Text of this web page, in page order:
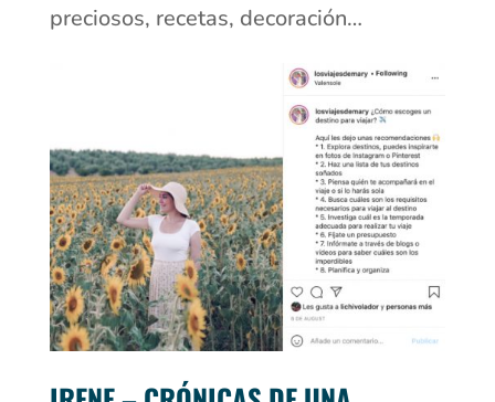
preciosos, recetas, decoración…